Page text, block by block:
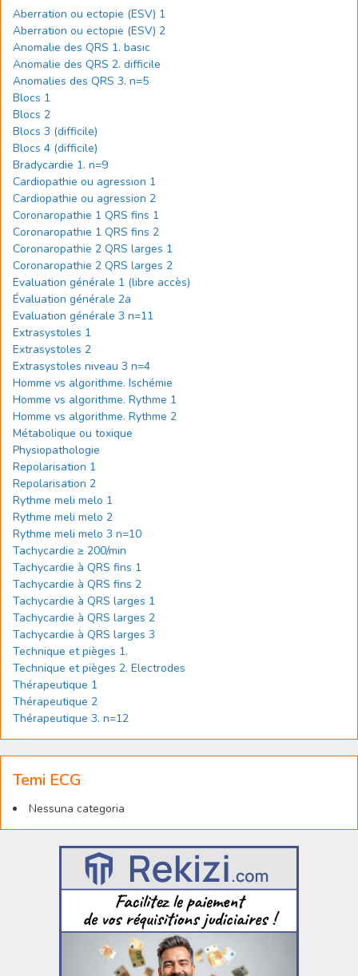
Aberration ou ectopie (ESV) 1
Aberration ou ectopie (ESV) 2
Anomalie des QRS 1. basic
Anomalie des QRS 2. difficile
Anomalies des QRS 3. n=5
Blocs 1
Blocs 2
Blocs 3 (difficile)
Blocs 4 (difficile)
Bradycardie 1. n=9
Cardiopathie ou agression 1
Cardiopathie ou agression 2
Coronaropathie 1 QRS fins 1
Coronaropathie 1 QRS fins 2
Coronaropathie 2 QRS larges 1
Coronaropathie 2 QRS larges 2
Evaluation générale 1 (libre accès)
Évaluation générale 2a
Evaluation générale 3 n=11
Extrasystoles 1
Extrasystoles 2
Extrasystoles niveau 3 n=4
Homme vs algorithme. Ischémie
Homme vs algorithme. Rythme 1
Homme vs algorithme. Rythme 2
Métabolique ou toxique
Physiopathologie
Repolarisation 1
Repolarisation 2
Rythme meli melo 1
Rythme meli melo 2
Rythme meli melo 3 n=10
Tachycardie ≥ 200/min
Tachycardie à QRS fins 1
Tachycardie à QRS fins 2
Tachycardie à QRS larges 1
Tachycardie à QRS larges 2
Tachycardie à QRS larges 3
Technique et pièges 1.
Technique et pièges 2. Electrodes
Thérapeutique 1
Thérapeutique 2
Thérapeutique 3. n=12
Temi ECG
Nessuna categoria